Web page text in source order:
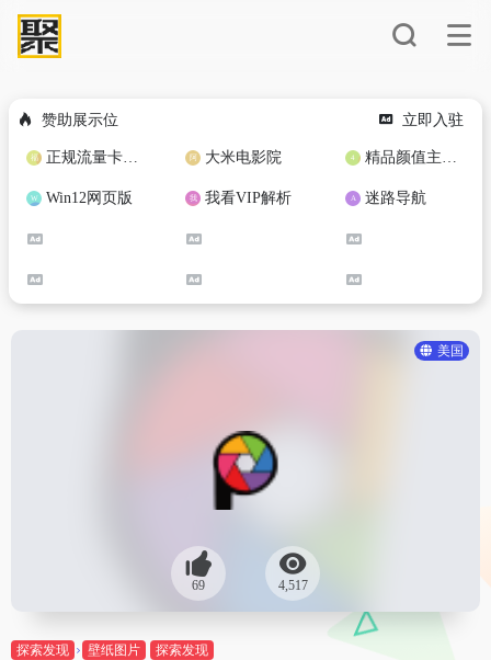
赞助展示位 立即入驻
正规流量卡免费加盟合作 大米电影院 精品颜值主播定制
Win12网页版 我看VIP解析 迷路导航
美国
69 4,517
探索发现 壁纸图片 探索发现